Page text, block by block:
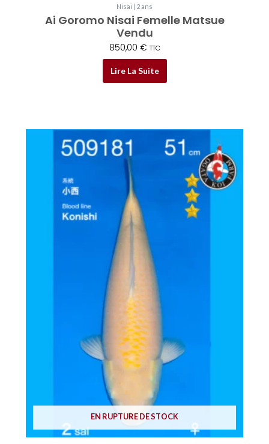
Nisai | 2 ans
Ai Goromo Nisai Femelle Matsue
Vendu
850,00 € TTC
Lire La Suite
EN RUPTURE DE STOCK